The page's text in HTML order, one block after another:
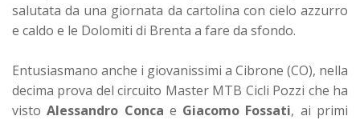
salutata da una giornata da cartolina con cielo azzurro
e caldo e le Dolomiti di Brenta a fare da sfondo.
Entusiasmano anche i giovanissimi a Cibrone (CO), nella
decima prova del circuito Master MTB Cicli Pozzi che ha
vistoAlessandro Conca e Giacomo Fossati, ai primi